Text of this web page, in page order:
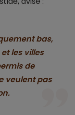
bas,
les villes
de
veulent pas